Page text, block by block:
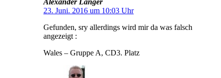
Alexander Langer
23. Juni. 2016 um 10:03 Uhr
Gefunden, sry allerdings wird mir da was falsch
angezeigt :
Wales – Gruppe A, CD3. Platz